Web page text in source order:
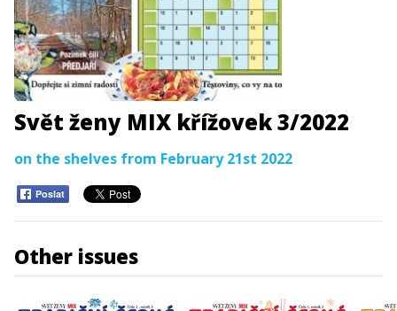
Svět ženy MIX křížovek 3/2022
on the shelves from February 21st 2022
Poslat
Other issues